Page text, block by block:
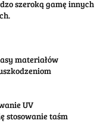
szeroką gamę innych
materiałów
UV
stosowanie taśm